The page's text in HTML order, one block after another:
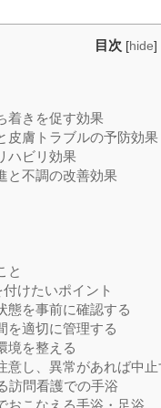
目次 [hide]
着きを促す効果
皮膚トラブルの予防効果
ハビリ効果
と不調の改善効果
と
けたいポイント
態を事前に確認する
を適切に管理する
境を整える
意し、異常があれば中止
訪問看護での手浴